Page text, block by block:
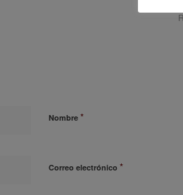
Nombre *
Correo electrónico *